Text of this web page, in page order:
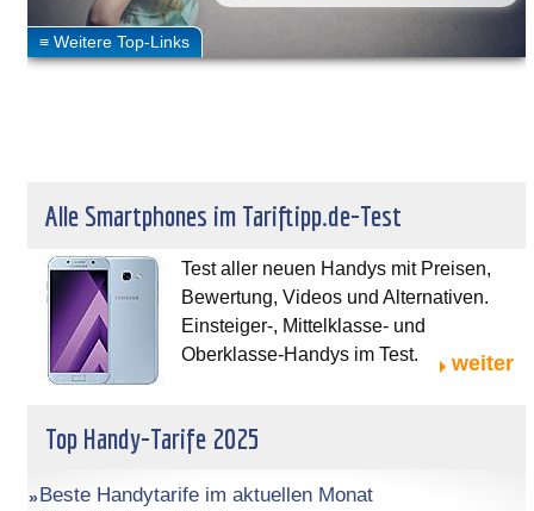
Alle Smartphones im Tariftipp.de-Test
Test aller neuen Handys mit Preisen,
Bewertung, Videos und Alternativen.
Einsteiger-, Mittelklasse- und
Oberklasse-Handys im Test.
weiter
Top Handy-Tarife 2025
Beste Handytarife im aktuellen Monat